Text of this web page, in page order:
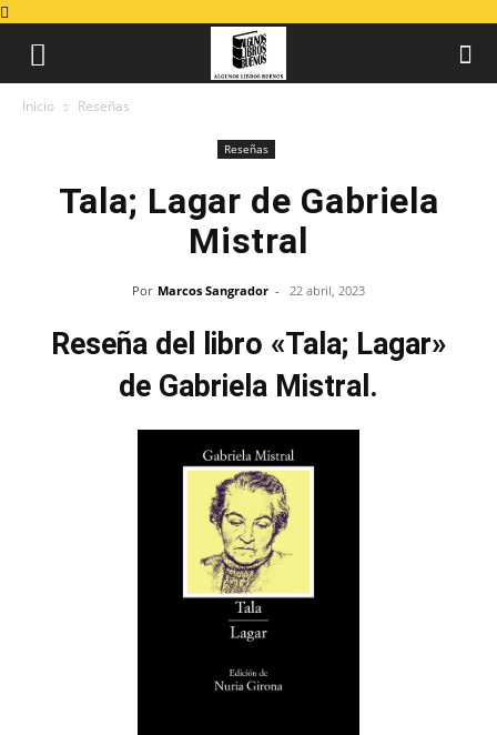
Inicio Reseñas
Reseñas
Tala; Lagar de Gabriela
Mistral
Por Marcos Sangrador - 22 abril, 2023
Reseña del libro «Tala; Lagar»
de Gabriela Mistral.